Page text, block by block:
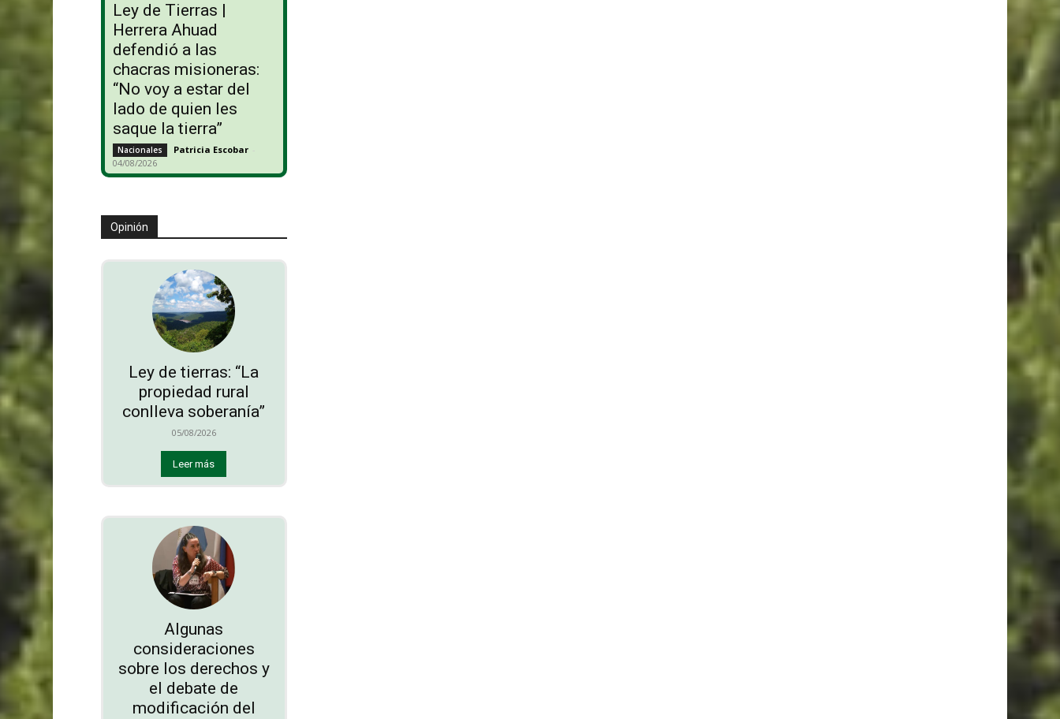
Ley de Tierras |
Herrera Ahuad
defendió a las
chacras misioneras:
“No voy a estar del
lado de quien les
saque la tierra”
Nacionales Patricia Escobar -
04/08/2026
Opinión
Ley de tierras: “La
propiedad rural
conlleva soberanía”
05/08/2026
Leer más
Algunas
consideraciones
sobre los derechos y
el debate de
modificación del